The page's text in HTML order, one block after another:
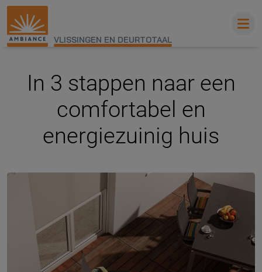
VLISSINGEN EN DEURTOTAAL
In 3 stappen naar een
comfortabel en
energiezuinig huis